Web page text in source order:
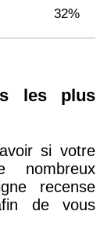
32%
les plus
si votre
nombreux
recense
de vous